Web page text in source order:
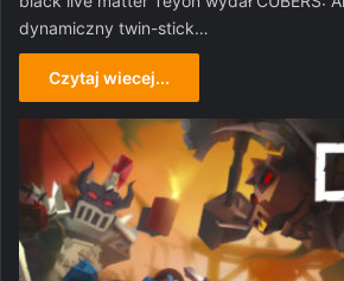
dynamiczny twin-stick…
Czytaj wiecej...